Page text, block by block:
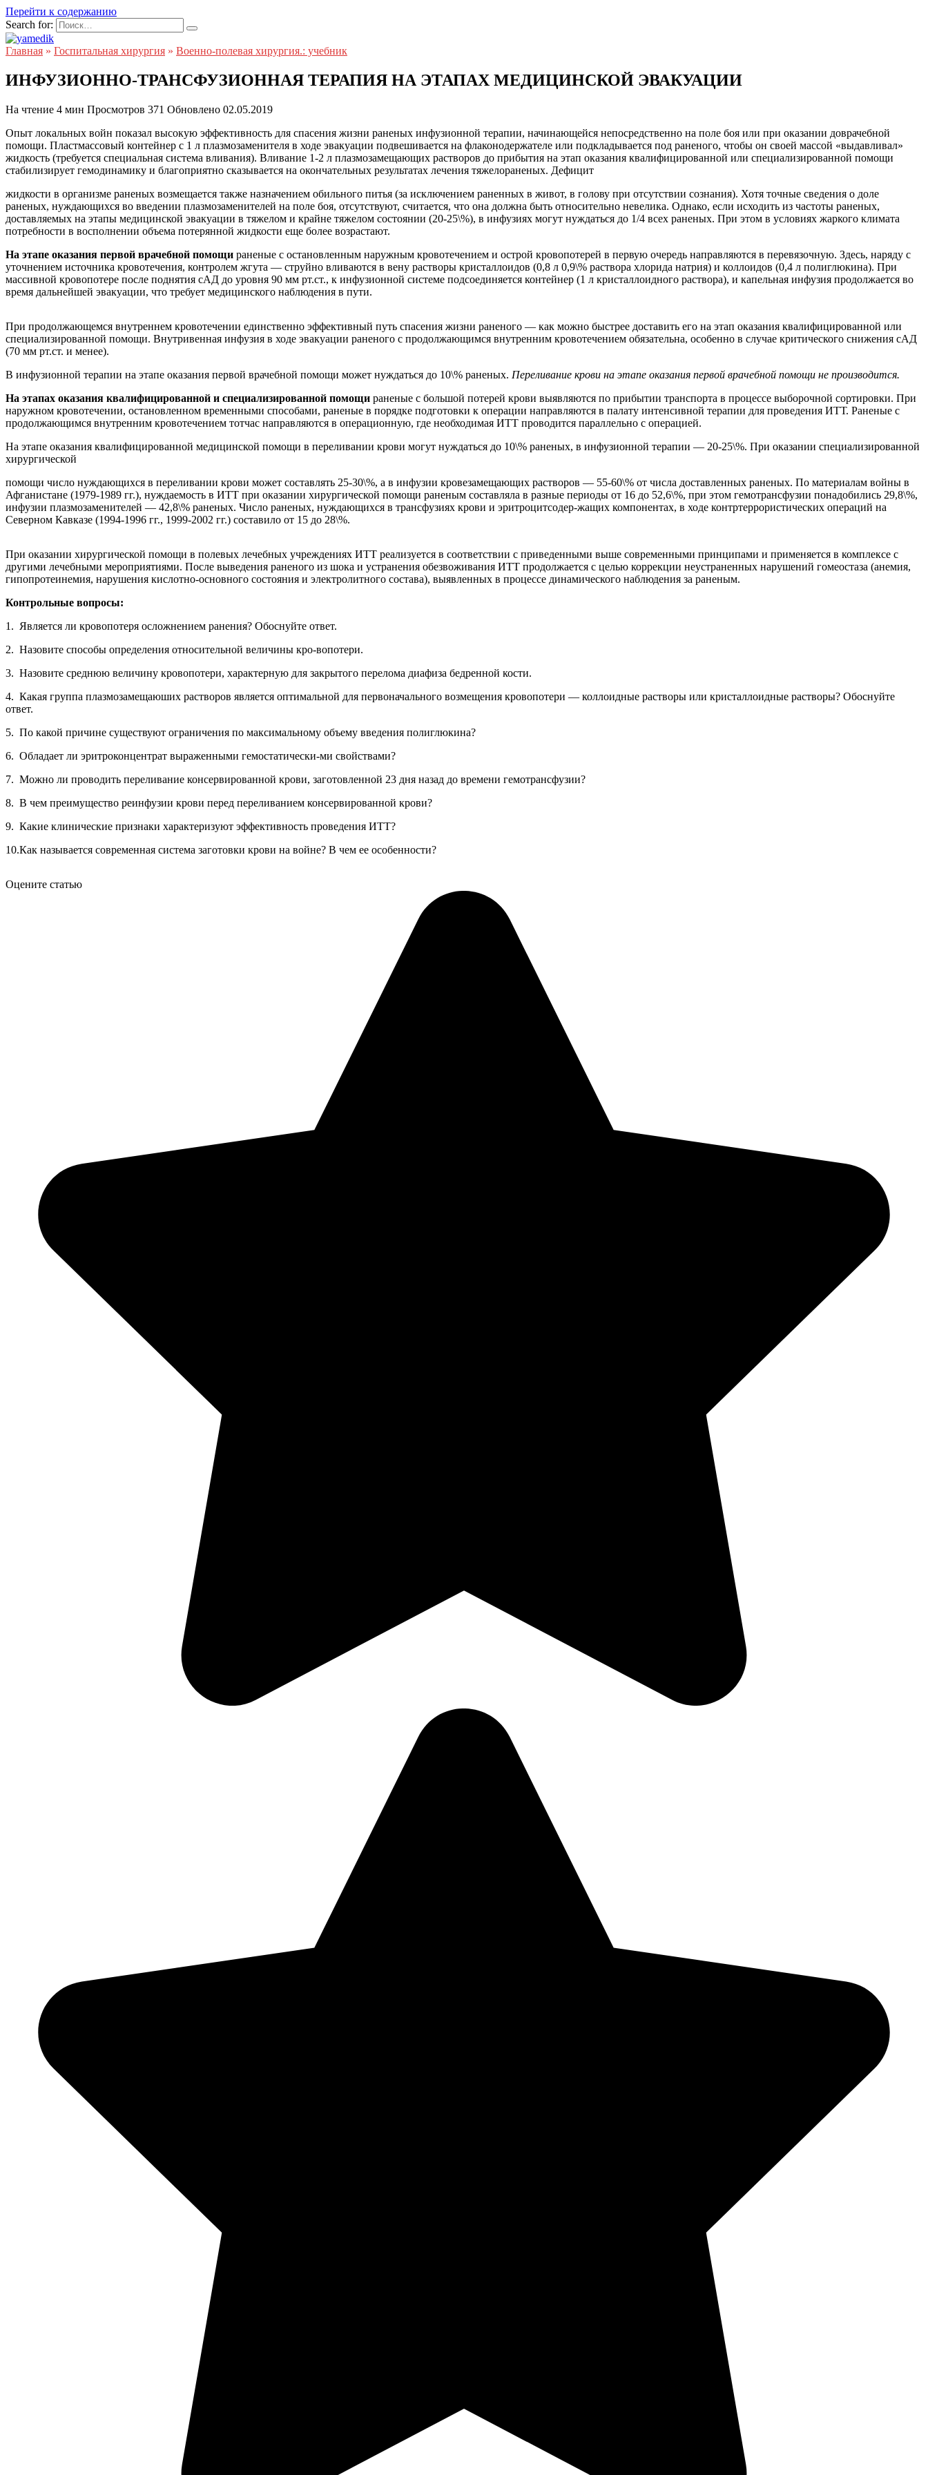
Перейти к содержанию
Search for:
Главная » Госпитальная хирургия » Военно-полевая хирургия.: учебник
ИНФУЗИОННО-ТРАНСФУЗИОННАЯ ТЕРАПИЯ НА ЭТАПАХ МЕДИЦИНСКОЙ ЭВАКУАЦИИ
На чтение 4 мин Просмотров 371 Обновлено 02.05.2019
Опыт локальных войн показал высокую эффективность для спасения жизни раненых инфузионной терапии, начинающейся непосредственно на поле боя или при оказании доврачебной
помощи. Пластмассовый контейнер с 1 л плазмозаменителя в ходе эвакуации подвешивается на флаконодержателе или подкладывается под раненого, чтобы он своей массой «выдавливал»
жидкость (требуется специальная система вливания). Вливание 1-2 л плазмозамещающих растворов до прибытия на этап оказания квалифицированной или специализированной помощи
стабилизирует гемодинамику и благоприятно сказывается на окончательных результатах лечения тяжелораненых. Дефицит
жидкости в организме раненых возмещается также назначением обильного питья (за исключением раненных в живот, в голову при отсутствии сознания). Хотя точные сведения о доле
раненых, нуждающихся во введении плазмозаменителей на поле боя, отсутствуют, считается, что она должна быть относительно невелика. Однако, если исходить из частоты раненых,
доставляемых на этапы медицинской эвакуации в тяжелом и крайне тяжелом состоянии (20-25\%), в инфузиях могут нуждаться до 1/4 всех раненых. При этом в условиях жаркого климата
потребности в восполнении объема потерянной жидкости еще более возрастают.
На этапе оказания первой врачебной помощи раненые с остановленным наружным кровотечением и острой кровопотерей в первую очередь направляются в перевязочную. Здесь, наряду с
уточнением источника кровотечения, контролем жгута — струйно вливаются в вену растворы кристаллоидов (0,8 л 0,9\% раствора хлорида натрия) и коллоидов (0,4 л полиглюкина). При
массивной кровопотере после поднятия сАД до уровня 90 мм рт.ст., к инфузионной системе подсоединяется контейнер (1 л кристаллоидного раствора), и капельная инфузия продолжается во
время дальнейшей эвакуации, что требует медицинского наблюдения в пути.
При продолжающемся внутреннем кровотечении единственно эффективный путь спасения жизни раненого — как можно быстрее доставить его на этап оказания квалифицированной или
специализированной помощи. Внутривенная инфузия в ходе эвакуации раненого с продолжающимся внутренним кровотечением обязательна, особенно в случае критического снижения сАД
(70 мм рт.ст. и менее).
В инфузионной терапии на этапе оказания первой врачебной помощи может нуждаться до 10\% раненых. Переливание крови на этапе оказания первой врачебной помощи не производится.
На этапах оказания квалифицированной и специализированной помощи раненые с большой потерей крови выявляются по прибытии транспорта в процессе выборочной сортировки. При
наружном кровотечении, остановленном временными способами, раненые в порядке подготовки к операции направляются в палату интенсивной терапии для проведения ИТТ. Раненые с
продолжающимся внутренним кровотечением тотчас направляются в операционную, где необходимая ИТТ проводится параллельно с операцией.
На этапе оказания квалифицированной медицинской помощи в переливании крови могут нуждаться до 10\% раненых, в инфузионной терапии — 20-25\%. При оказании специализированной
хирургической
помощи число нуждающихся в переливании крови может составлять 25-30\%, а в инфузии кровезамещающих растворов — 55-60\% от числа доставленных раненых. По материалам войны в
Афганистане (1979-1989 гг.), нуждаемость в ИТТ при оказании хирургической помощи раненым составляла в разные периоды от 16 до 52,6\%, при этом гемотрансфузии понадобились 29,8\%,
инфузии плазмозаменителей — 42,8\% раненых. Число раненых, нуждающихся в трансфузиях крови и эритроцитсодер-жащих компонентах, в ходе контртеррористических операций на
Северном Кавказе (1994-1996 гг., 1999-2002 гг.) составило от 15 до 28\%.
При оказании хирургической помощи в полевых лечебных учреждениях ИТТ реализуется в соответствии с приведенными выше современными принципами и применяется в комплексе с
другими лечебными мероприятиями. После выведения раненого из шока и устранения обезвоживания ИТТ продолжается с целью коррекции неустраненных нарушений гомеостаза (анемия,
гипопротеинемия, нарушения кислотно-основного состояния и электролитного состава), выявленных в процессе динамического наблюдения за раненым.
Контрольные вопросы:
1. Является ли кровопотеря осложнением ранения? Обоснуйте ответ.
2. Назовите способы определения относительной величины кро-вопотери.
3. Назовите среднюю величину кровопотери, характерную для закрытого перелома диафиза бедренной кости.
4. Какая группа плазмозамещаюших растворов является оптимальной для первоначального возмещения кровопотери — коллоидные растворы или кристаллоидные растворы? Обоснуйте
ответ.
5. По какой причине существуют ограничения по максимальному объему введения полиглюкина?
6. Обладает ли эритроконцентрат выраженными гемостатически-ми свойствами?
7. Можно ли проводить переливание консервированной крови, заготовленной 23 дня назад до времени гемотрансфузии?
8. В чем преимущество реинфузии крови перед переливанием консервированной крови?
9. Какие клинические признаки характеризуют эффективность проведения ИТТ?
10.Как называется современная система заготовки крови на войне? В чем ее особенности?
Оцените статью